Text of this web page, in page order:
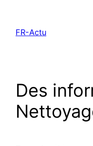
contenu
FR-Actu
Des